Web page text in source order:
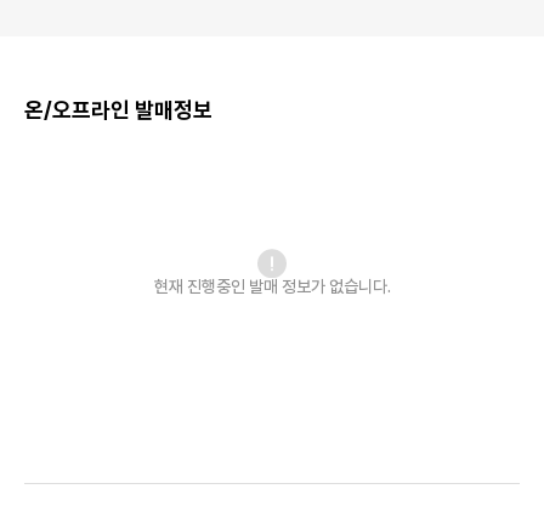
온/오프라인 발매정보
현재 진행중인 발매 정보가 없습니다.